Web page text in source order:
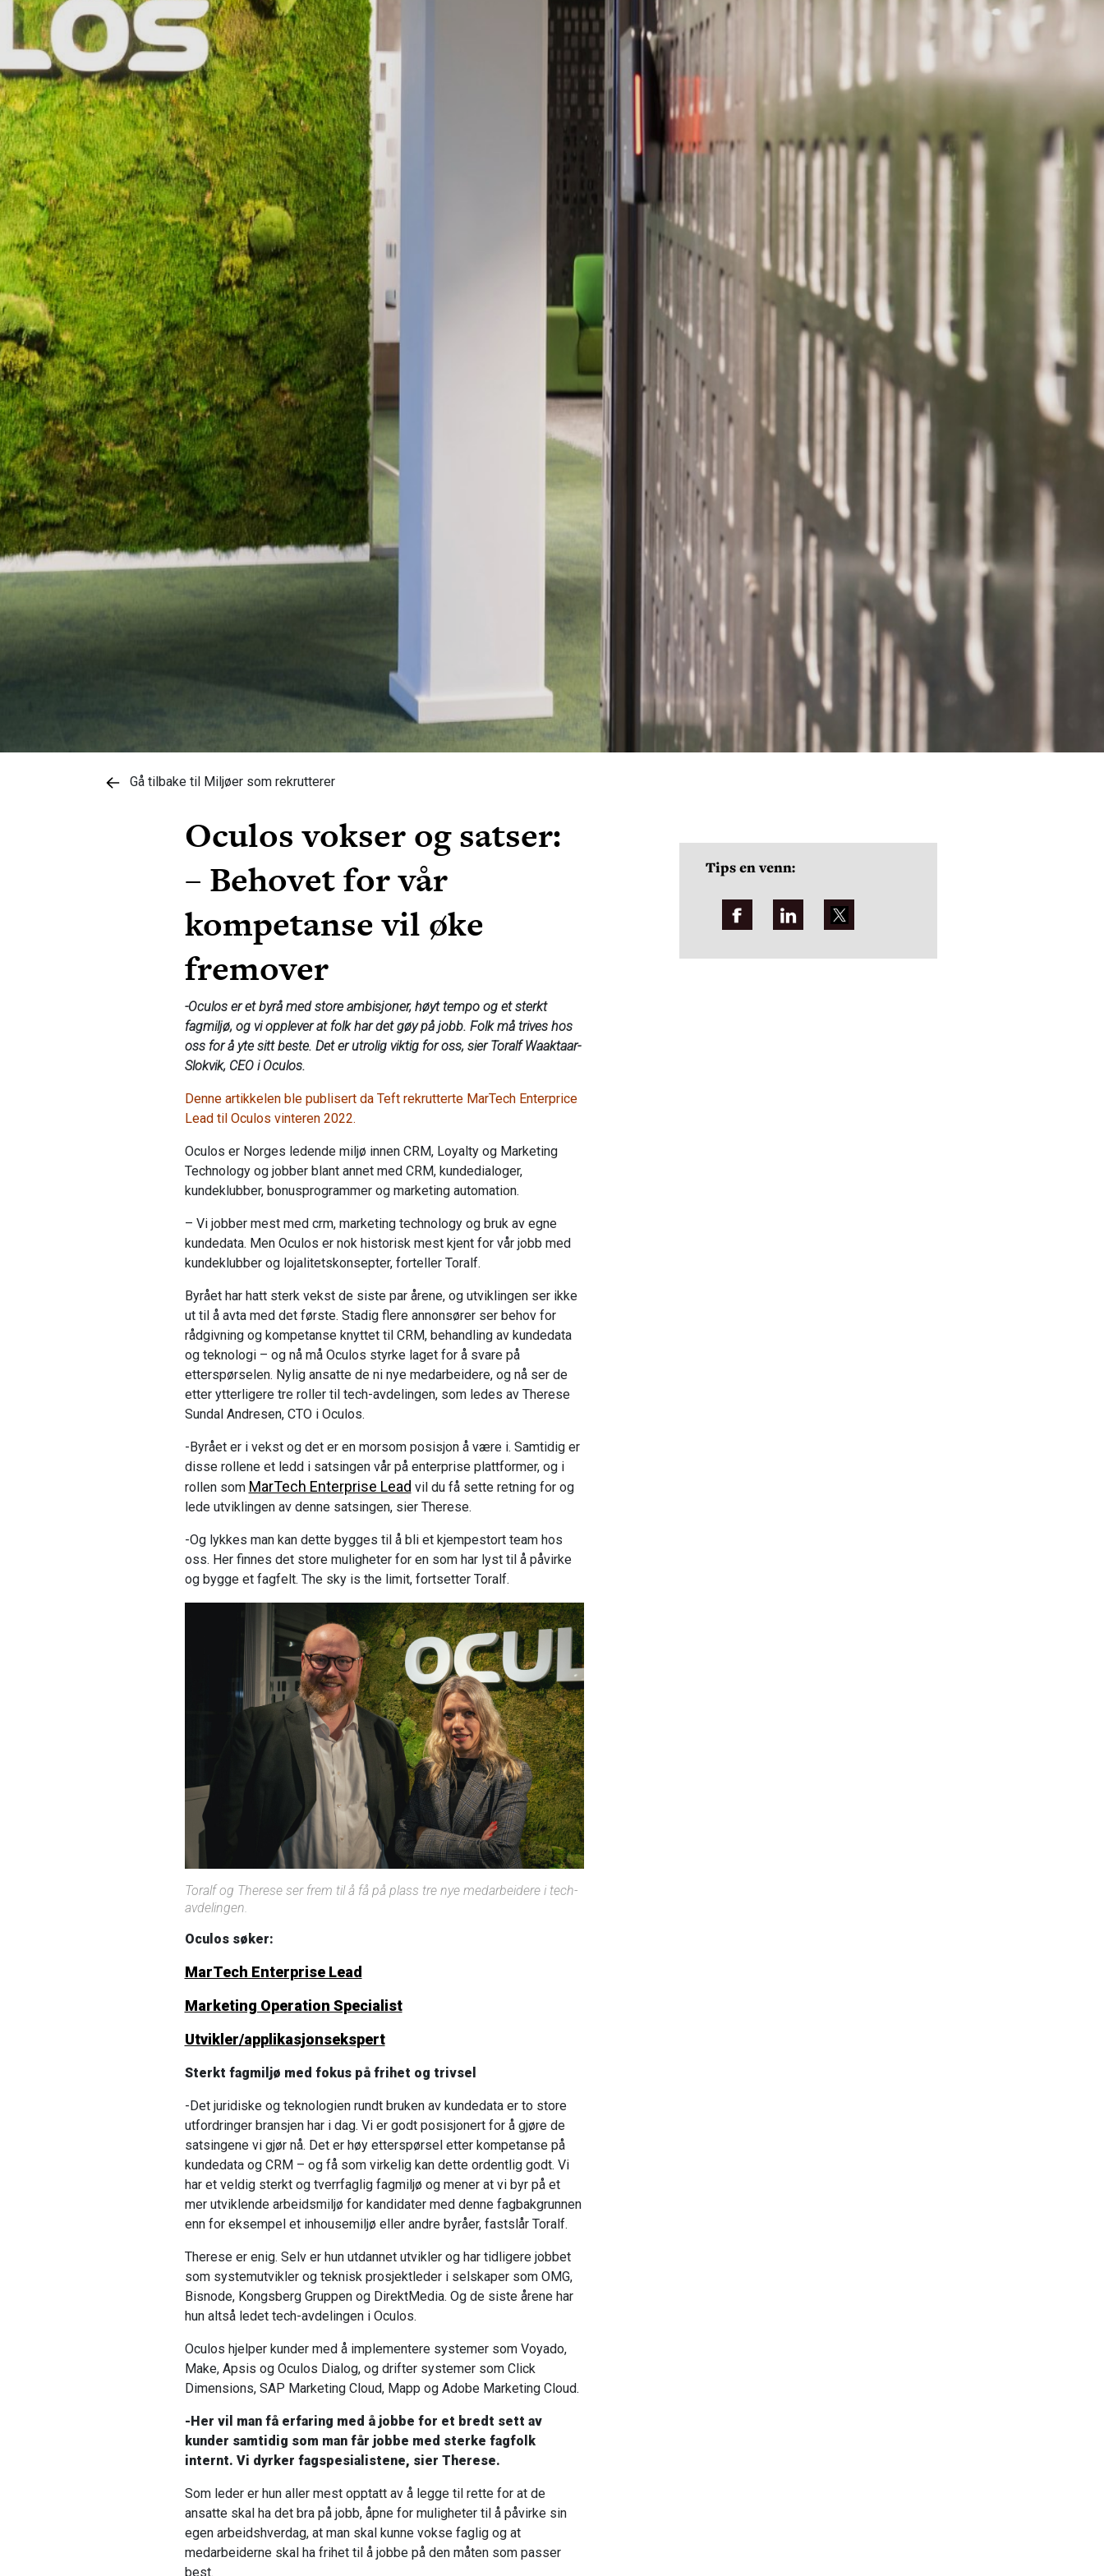
Gå tilbake til Miljøer som rekrutterer
Oculos vokser og satser:
– Behovet for vår
kompetanse vil øke
fremover
-Oculos er et byrå med store ambisjoner, høyt tempo og et sterkt
fagmiljø, og vi opplever at folk har det gøy på jobb. Folk må trives hos
oss for å yte sitt beste. Det er utrolig viktig for oss, sier Toralf Waaktaar-
Slokvik, CEO i Oculos.
Denne artikkelen ble publisert da Teft rekrutterte MarTech Enterprice
Lead til Oculos vinteren 2022.
Oculos er Norges ledende miljø innen CRM, Loyalty og Marketing
Technology og jobber blant annet med CRM, kundedialoger,
kundeklubber, bonusprogrammer og marketing automation.
– Vi jobber mest med crm, marketing technology og bruk av egne
kundedata. Men Oculos er nok historisk mest kjent for vår jobb med
kundeklubber og lojalitetskonsepter, forteller Toralf.
Byrået har hatt sterk vekst de siste par årene, og utviklingen ser ikke
ut til å avta med det første. Stadig flere annonsører ser behov for
rådgivning og kompetanse knyttet til CRM, behandling av kundedata
og teknologi – og nå må Oculos styrke laget for å svare på
etterspørselen. Nylig ansatte de ni nye medarbeidere, og nå ser de
etter ytterligere tre roller til tech-avdelingen, som ledes av Therese
Sundal Andresen, CTO i Oculos.
-Byrået er i vekst og det er en morsom posisjon å være i. Samtidig er
disse rollene et ledd i satsingen vår på enterprise plattformer, og i
rollen som MarTech Enterprise Lead vil du få sette retning for og
lede utviklingen av denne satsingen, sier Therese.
-Og lykkes man kan dette bygges til å bli et kjempestort team hos
oss. Her finnes det store muligheter for en som har lyst til å påvirke
og bygge et fagfelt. The sky is the limit, fortsetter Toralf.
Toralf og Therese ser frem til å få på plass tre nye medarbeidere i tech-
avdelingen.
Oculos søker:
MarTech Enterprise Lead
Marketing Operation Specialist
Utvikler/applikasjonsekspert
Sterkt fagmiljø med fokus på frihet og trivsel
-Det juridiske og teknologien rundt bruken av kundedata er to store
utfordringer bransjen har i dag. Vi er godt posisjonert for å gjøre de
satsingene vi gjør nå. Det er høy etterspørsel etter kompetanse på
kundedata og CRM – og få som virkelig kan dette ordentlig godt. Vi
har et veldig sterkt og tverrfaglig fagmiljø og mener at vi byr på et
mer utviklende arbeidsmiljø for kandidater med denne fagbakgrunnen
enn for eksempel et inhousemiljø eller andre byråer, fastslår Toralf.
Therese er enig. Selv er hun utdannet utvikler og har tidligere jobbet
som systemutvikler og teknisk prosjektleder i selskaper som OMG,
Bisnode, Kongsberg Gruppen og DirektMedia. Og de siste årene har
hun altså ledet tech-avdelingen i Oculos.
Oculos hjelper kunder med å implementere systemer som Voyado,
Make, Apsis og Oculos Dialog, og drifter systemer som Click
Dimensions, SAP Marketing Cloud, Mapp og Adobe Marketing Cloud.
-Her vil man få erfaring med å jobbe for et bredt sett av
kunder samtidig som man får jobbe med sterke fagfolk
internt. Vi dyrker fagspesialistene, sier Therese.
Som leder er hun aller mest opptatt av å legge til rette for at de
ansatte skal ha det bra på jobb, åpne for muligheter til å påvirke sin
egen arbeidshverdag, at man skal kunne vokse faglig og at
medarbeiderne skal ha frihet til å jobbe på den måten som passer
best.
Tips en venn: